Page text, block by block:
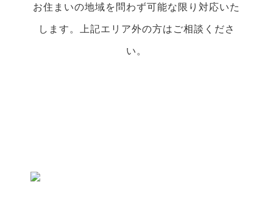
お住まいの地域を問わず可能な限り対応いた
します。上記エリア外の方はご相談くださ
い。